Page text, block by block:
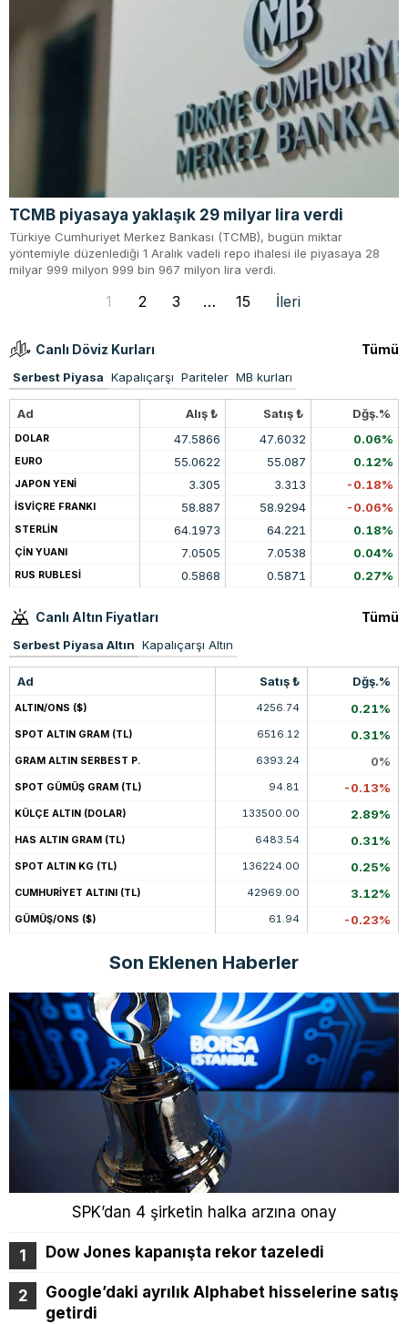
TCMB piyasaya yaklaşık 29 milyar lira verdi
Türkiye Cumhuriyet Merkez Bankası (TCMB), bugün miktar
yöntemiyle düzenlediği 1 Aralık vadeli repo ihalesi ile piyasaya 28
milyar 999 milyon 999 bin 967 milyon lira verdi.
1 2 3 … 15 İleri
Canlı Döviz Kurları Tümü
Serbest Piyasa Kapalıçarşı Pariteler MB kurları
Ad Alış ₺ Satış ₺ Dğş.%
DOLAR 47.5866 47.6032 0.06%
EURO 55.0622 55.087 0.12%
JAPON YENİ 3.305 3.313 -0.18%
İSVİÇRE FRANKI 58.887 58.9294 -0.06%
STERLİN 64.1973 64.221 0.18%
ÇİN YUANI 7.0505 7.0538 0.04%
RUS RUBLESİ 0.5868 0.5871 0.27%
Canlı Altın Fiyatları Tümü
Serbest Piyasa Altın Kapalıçarşı Altın
Ad Satış ₺ Dğş.%
ALTIN/ONS ($) 4256.74 0.21%
SPOT ALTIN GRAM (TL) 6516.12 0.31%
GRAM ALTIN SERBEST P. 6393.24 0%
SPOT GÜMÜŞ GRAM (TL) 94.81 -0.13%
KÜLÇE ALTIN (DOLAR) 133500.00 2.89%
HAS ALTIN GRAM (TL) 6483.54 0.31%
SPOT ALTIN KG (TL) 136224.00 0.25%
CUMHURİYET ALTINI (TL) 42969.00 3.12%
GÜMÜŞ/ONS ($) 61.94 -0.23%
Son Eklenen Haberler
SPK’dan 4 şirketin halka arzına onay
Dow Jones kapanışta rekor tazeledi
Google’daki ayrılık Alphabet hisselerine satış
getirdi